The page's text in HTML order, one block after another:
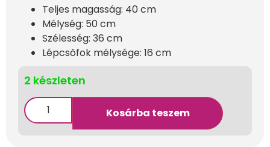
Teljes magasság: 40 cm
Mélység: 50 cm
Szélesség: 36 cm
Lépcsőfok mélysége: 16 cm
2 készleten
Kosárba teszem